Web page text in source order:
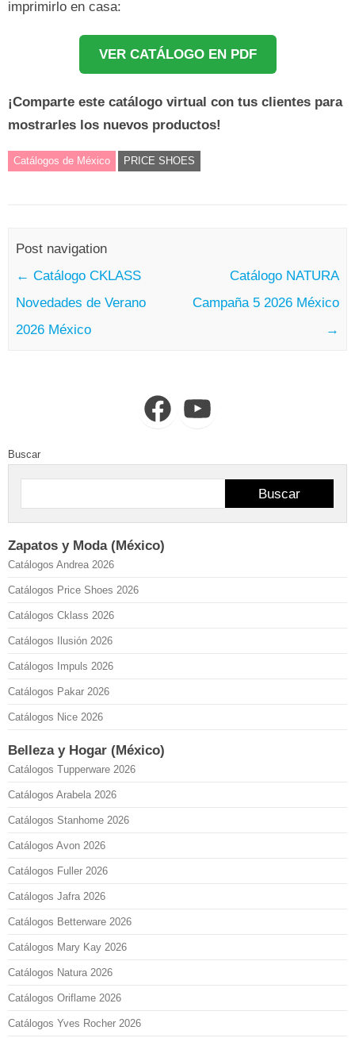
imprimirlo en casa:
VER CATÁLOGO EN PDF
¡Comparte este catálogo virtual con tus clientes para
mostrarles los nuevos productos!
Catálogos de México PRICE SHOES
Post navigation
← Catálogo CKLASS
Novedades de Verano
2026 México
Catálogo NATURA
Campaña 5 2026 México
→
FacebookYouTube
Buscar
Buscar
Zapatos y Moda (México)
Catálogos Andrea 2026
Catálogos Price Shoes 2026
Catálogos Cklass 2026
Catálogos Ilusión 2026
Catálogos Impuls 2026
Catálogos Pakar 2026
Catálogos Nice 2026
Belleza y Hogar (México)
Catálogos Tupperware 2026
Catálogos Arabela 2026
Catálogos Stanhome 2026
Catálogos Avon 2026
Catálogos Fuller 2026
Catálogos Jafra 2026
Catálogos Betterware 2026
Catálogos Mary Kay 2026
Catálogos Natura 2026
Catálogos Oriflame 2026
Catálogos Yves Rocher 2026